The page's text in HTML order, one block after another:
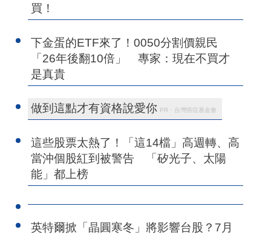
買！
下金蛋的ETF來了！0050分割價親民
「26年後翻10倍」 專家：現在不買才
是真貴
做到這點才有資格說愛你 PR・台灣癌症基金會
這些股票太熱了！「這14檔」高週轉、高
當沖個股紅到被警告 「矽光子、太陽
能」都上榜
英特爾掀「晶圓寒冬」將影響台股？7月